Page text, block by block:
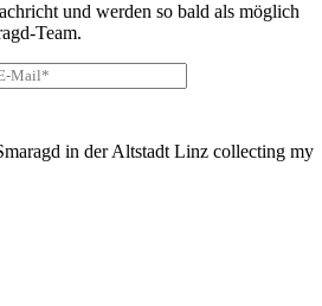
und werden so bald als möglich
Team.
in der Altstadt Linz collecting my